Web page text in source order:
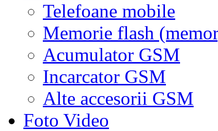
Telefoane mobile
Memorie flash
Acumulator GSM
Incarcator GSM
Alte accesorii GSM
Foto Video